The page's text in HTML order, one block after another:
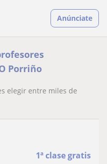
Anúnciate
Porriño
elegir entre miles de
1ª clase gratis